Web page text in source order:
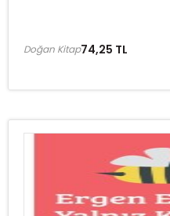
74,25 TL
Doğan Kitap